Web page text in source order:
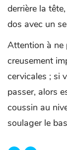
derrière la
dos avec un
Attention à ne
creusement
cervicales ; si
passer, alors
coussin au
soulager le